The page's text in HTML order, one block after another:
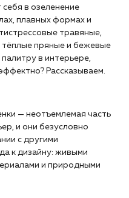
в озеленение
плавных формах и
травяные,
тёплые пряные и бежевые
в интерьере,
Рассказываем.
— неотъемлемая часть
и они безусловно
с другими
к дизайну: живыми
и природными